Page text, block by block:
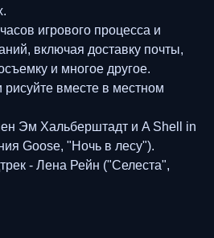
игрового процесса и
включая доставку почты,
и многое другое.
рисуйте вместе в местном
Эм Хальберштадт и A Shell in
Goose, "Ночь в лесу").
- Лена Рейн ("Селеста",